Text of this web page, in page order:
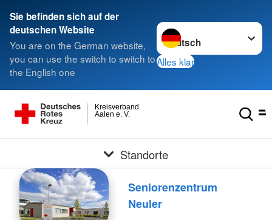
Sie befinden sich auf der
deutschen Website
You are on the German website,
you can use the switch to switch to
the English one
Sprache wechseln zu
Alles klar
Aalen e. V.
Kreisverband
Standorte
Seniorenzentrum
Neuler